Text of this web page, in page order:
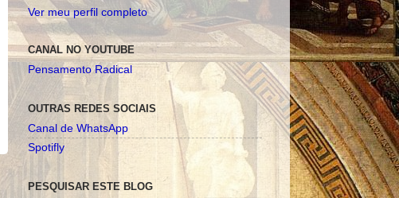
Ver meu perfil completo
CANAL NO YOUTUBE
Pensamento Radical
OUTRAS REDES SOCIAIS
Canal de WhatsApp
Spotifly
PESQUISAR ESTE BLOG